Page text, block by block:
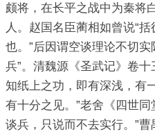
颇将，在长平之战中为秦将
人。赵国名臣蔺相如曾说“
也。”后因谓空谈理论不切实
兵”。清魏源《圣武记》卷
知纸上之功，即有深浅，有
有十分之见。”老舍《四世
谈兵，只说而不去实行。”